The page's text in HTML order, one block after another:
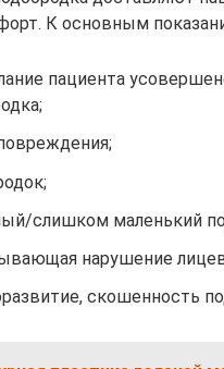
К основным
пациента
слишком маленький
нарушение
скошенность